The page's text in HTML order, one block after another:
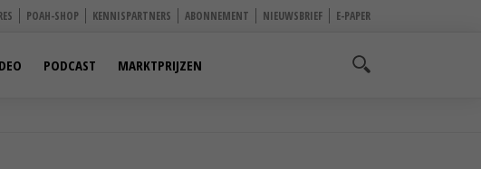
POAH-SHOP KENNISPARTNERS ABONNEMENT NIEUWSBRIEF E-PAPER
PODCAST MARKTPRIJZEN